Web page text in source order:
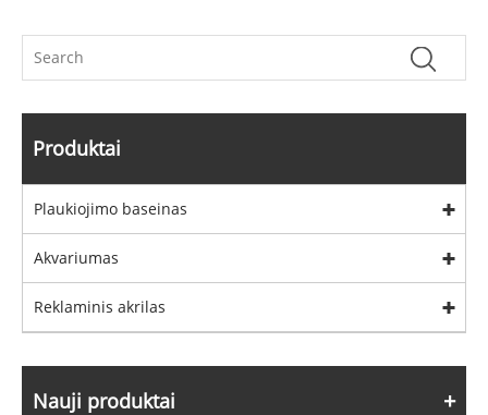
Produktai
Plaukiojimo baseinas
Akvariumas
Reklaminis akrilas
Nauji produktai